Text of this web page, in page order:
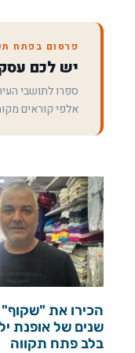
פרסום בפתח
יש לכם
ספרו לתושבי
אלפי קוראים
שנים של אופנת
בלב פתח תקווה